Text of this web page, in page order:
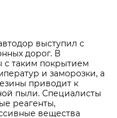
выступил с
дорог. В
с таким покрытием
и заморозки, а
приводит к
пыли. Специалисты
реагенты,
вещества